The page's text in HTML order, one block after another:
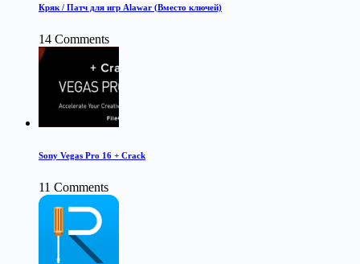
Кряк / Патч для игр Alawar (Вместо ключей)
14 Comments
Sony Vegas Pro 16 + Crack
11 Comments